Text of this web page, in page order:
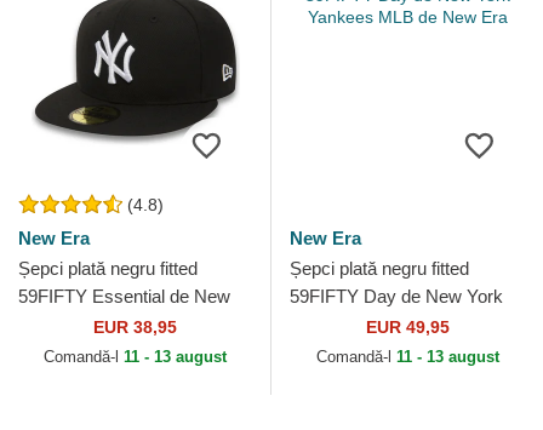
(4.8)
New Era
Șepci plată negru fitted
59FIFTY Essential de New
York Yankees MLB de New
Era
EUR 38,95
Comandă-l 11 - 13 august
New Era
Șepci plată negru fitted
59FIFTY Day de New York
Yankees MLB de New Era
EUR 49,95
Comandă-l 11 - 13 august